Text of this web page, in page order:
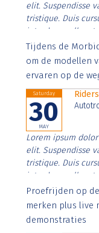
elit. Suspendisse
tristique. Duis
interdum nulla, ut
Aenean faucibus
imperdiet. Nunc
Tijdens de
om de modellen
ervaren op de
Saturday
30
MAY
Lorem ipsum
elit. Suspendisse
tristique. Duis
interdum nulla, ut
Aenean faucibus
imperdiet. Nunc
Proefrijden op
merken plus live
demonstraties